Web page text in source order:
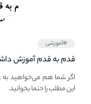
#آموزشی
قدم به قدم آموزش
نااریب محتوا بگذاریم؟
اگر شما هم می‌خواهید به
این مطلب را حتما بخوانید.